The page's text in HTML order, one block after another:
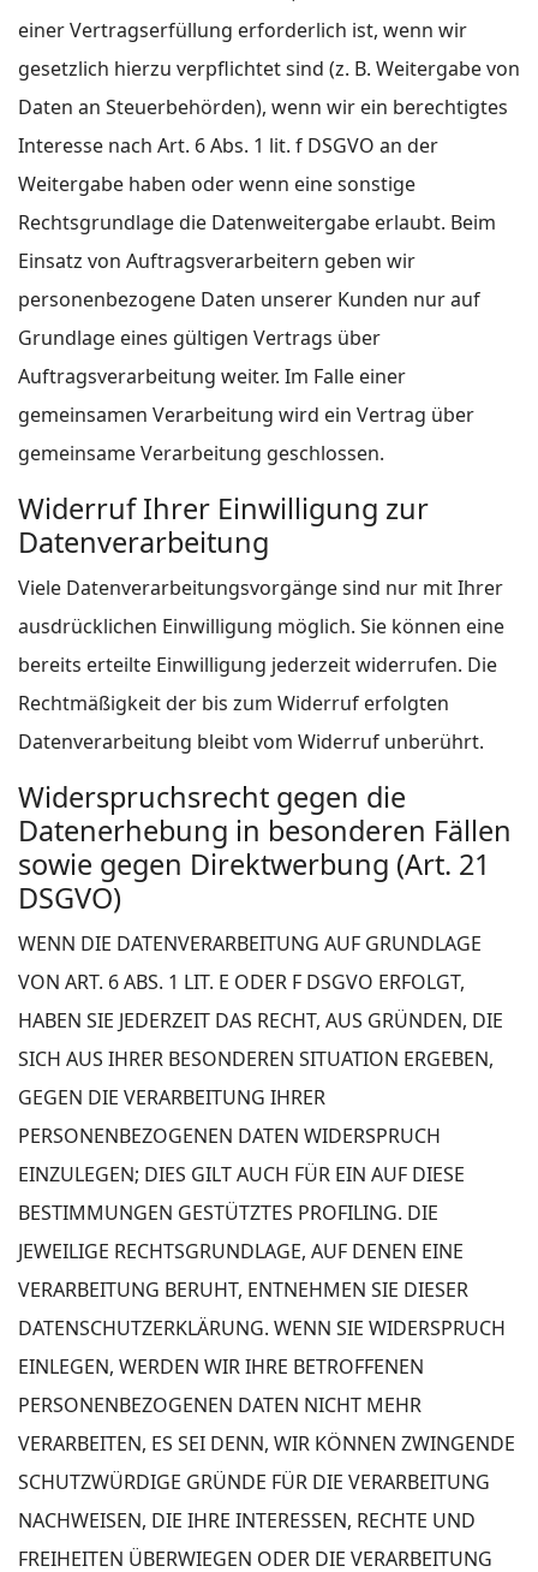
einer Vertragserfüllung erforderlich ist, wenn wir
gesetzlich hierzu verpflichtet sind (z. B. Weitergabe von
Daten an Steuerbehörden), wenn wir ein berechtigtes
Interesse nach Art. 6 Abs. 1 lit. f DSGVO an der
Weitergabe haben oder wenn eine sonstige
Rechtsgrundlage die Datenweitergabe erlaubt. Beim
Einsatz von Auftragsverarbeitern geben wir
personenbezogene Daten unserer Kunden nur auf
Grundlage eines gültigen Vertrags über
Auftragsverarbeitung weiter. Im Falle einer
gemeinsamen Verarbeitung wird ein Vertrag über
gemeinsame Verarbeitung geschlossen.
Widerruf Ihrer Einwilligung zur
Datenverarbeitung
Viele Datenverarbeitungsvorgänge sind nur mit Ihrer
ausdrücklichen Einwilligung möglich. Sie können eine
bereits erteilte Einwilligung jederzeit widerrufen. Die
Rechtmäßigkeit der bis zum Widerruf erfolgten
Datenverarbeitung bleibt vom Widerruf unberührt.
Widerspruchsrecht gegen die
Datenerhebung in besonderen Fällen
sowie gegen Direktwerbung (Art. 21
DSGVO)
WENN DIE DATENVERARBEITUNG AUF GRUNDLAGE
VON ART. 6 ABS. 1 LIT. E ODER F DSGVO ERFOLGT,
HABEN SIE JEDERZEIT DAS RECHT, AUS GRÜNDEN, DIE
SICH AUS IHRER BESONDEREN SITUATION ERGEBEN,
GEGEN DIE VERARBEITUNG IHRER
PERSONENBEZOGENEN DATEN WIDERSPRUCH
EINZULEGEN; DIES GILT AUCH FÜR EIN AUF DIESE
BESTIMMUNGEN GESTÜTZTES PROFILING. DIE
JEWEILIGE RECHTSGRUNDLAGE, AUF DENEN EINE
VERARBEITUNG BERUHT, ENTNEHMEN SIE DIESER
DATENSCHUTZERKLÄRUNG. WENN SIE WIDERSPRUCH
EINLEGEN, WERDEN WIR IHRE BETROFFENEN
PERSONENBEZOGENEN DATEN NICHT MEHR
VERARBEITEN, ES SEI DENN, WIR KÖNNEN ZWINGENDE
SCHUTZWÜRDIGE GRÜNDE FÜR DIE VERARBEITUNG
NACHWEISEN, DIE IHRE INTERESSEN, RECHTE UND
FREIHEITEN ÜBERWIEGEN ODER DIE VERARBEITUNG